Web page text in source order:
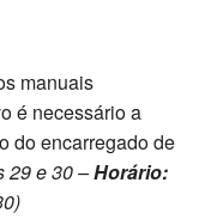
manuais
é necessário a
do encarregado de
29 e 30 –Horário: